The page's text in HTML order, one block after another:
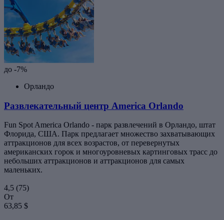
до -7%
Орландо
Развлекательный центр America Orlando
Fun Spot America Orlando - парк развлечений в Орландо, штат
Флорида, США. Парк предлагает множество захватывающих
аттракционов для всех возрастов, от перевернутых
американских горок и многоуровневых картинговых трасс до
небольших аттракционов и аттракционов для самых
маленьких.
4,5 (75)
От
63,85 $